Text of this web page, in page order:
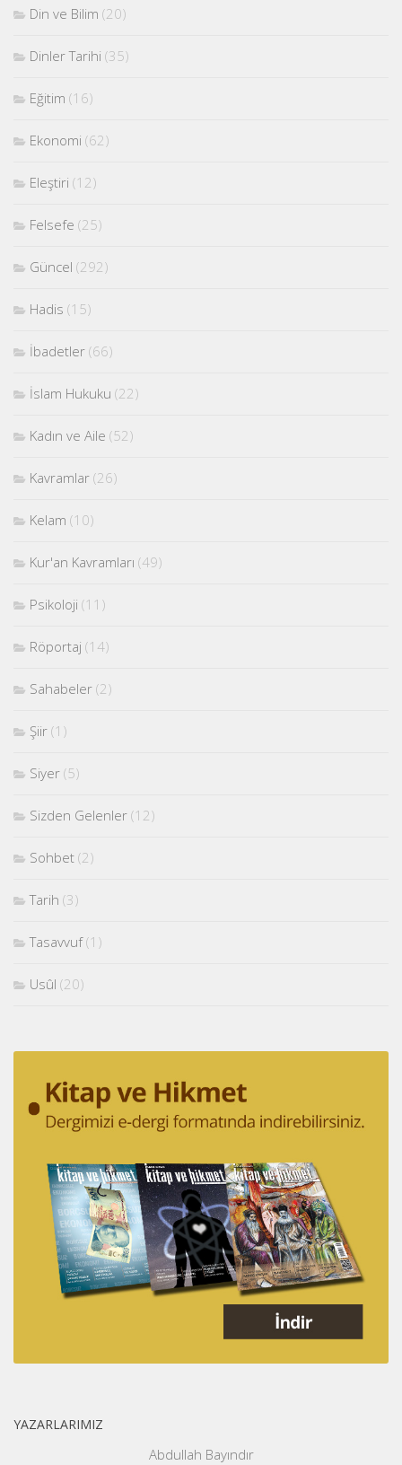
Din ve Bilim (20)
Dinler Tarihi (35)
Eğitim (16)
Ekonomi (62)
Eleştiri (12)
Felsefe (25)
Güncel (292)
Hadis (15)
İbadetler (66)
İslam Hukuku (22)
Kadın ve Aile (52)
Kavramlar (26)
Kelam (10)
Kur'an Kavramları (49)
Psikoloji (11)
Röportaj (14)
Sahabeler (2)
Şiir (1)
Siyer (5)
Sizden Gelenler (12)
Sohbet (2)
Tarih (3)
Tasavvuf(1)
Usûl (20)
YAZARLARIMIZ
Abdullah Bayındır